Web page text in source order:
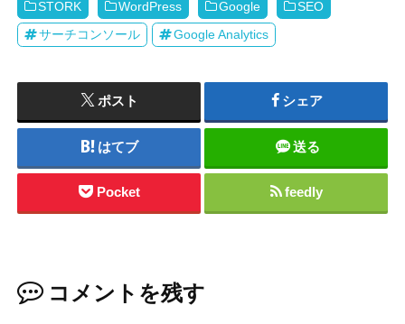
STORK WordPress Google
SEO
サーチコンソール
Google Analytics
ポスト シェア
はてブ 送る
Pocket feedly
コメントを残す